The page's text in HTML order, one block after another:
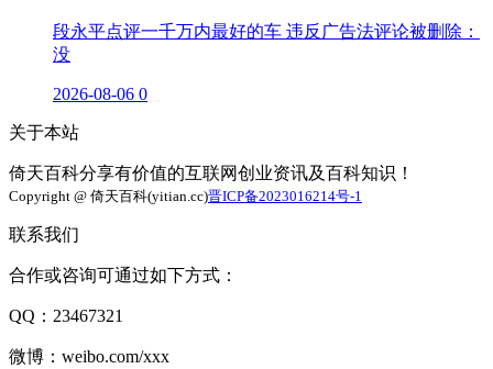
段永平点评一千万内最好的车 违反广告法评论被删除：
没
2026-08-06 0
关于本站
倚天百科分享有价值的互联网创业资讯及百科知识！
Copyright @ 倚天百科(yitian.cc)晋ICP备2023016214号-1
联系我们
合作或咨询可通过如下方式：
QQ：23467321
微博：weibo.com/xxx